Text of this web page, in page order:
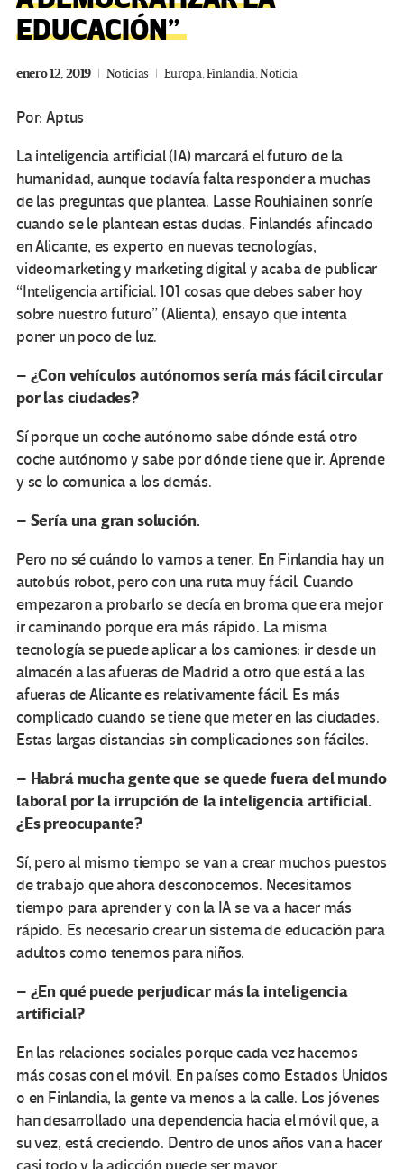
EDUCACIÓN”
enero 12, 2019 Noticias Europa,Finlandia,Noticia
Por: Aptus
La inteligencia artificial (IA) marcará el futuro de la
humanidad, aunque todavía falta responder a muchas
de las preguntas que plantea. Lasse Rouhiainen sonríe
cuando se le plantean estas dudas. Finlandés afincado
en Alicante, es experto en nuevas tecnologías,
videomarketing y marketing digital y acaba de publicar
“Inteligencia artificial. 101 cosas que debes saber hoy
sobre nuestro futuro” (Alienta), ensayo que intenta
poner un poco de luz.
– ¿Con vehículos autónomos sería más fácil circular
por las ciudades?
Sí porque un coche autónomo sabe dónde está otro
coche autónomo y sabe por dónde tiene que ir. Aprende
y se lo comunica a los demás.
– Sería una gran solución.
Pero no sé cuándo lo vamos a tener. En Finlandia hay un
autobús robot, pero con una ruta muy fácil. Cuando
empezaron a probarlo se decía en broma que era mejor
ir caminando porque era más rápido. La misma
tecnología se puede aplicar a los camiones: ir desde un
almacén a las afueras de Madrid a otro que está a las
afueras de Alicante es relativamente fácil. Es más
complicado cuando se tiene que meter en las ciudades.
Estas largas distancias sin complicaciones son fáciles.
– Habrá mucha gente que se quede fuera del mundo
laboral por la irrupción de la inteligencia artificial.
¿Es preocupante?
Sí, pero al mismo tiempo se van a crear muchos puestos
de trabajo que ahora desconocemos. Necesitamos
tiempo para aprender y con la IA se va a hacer más
rápido. Es necesario crear un sistema de educación para
adultos como tenemos para niños.
– ¿En qué puede perjudicar más la inteligencia
artificial?
En las relaciones sociales porque cada vez hacemos
más cosas con el móvil. En países como Estados Unidos
o en Finlandia, la gente va menos a la calle. Los jóvenes
han desarrollado una dependencia hacia el móvil que, a
su vez, está creciendo. Dentro de unos años van a hacer